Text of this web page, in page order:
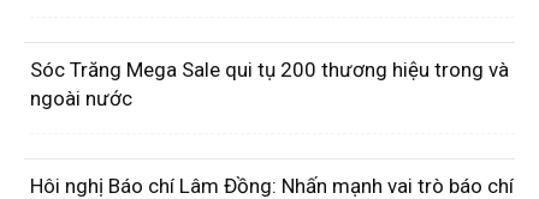
Sóc Trăng Mega Sale qui tụ 200 thương hiệu trong và
ngoài nước
Hôi nghị Báo chí Lâm Đồng: Nhấn mạnh vai trò báo chí